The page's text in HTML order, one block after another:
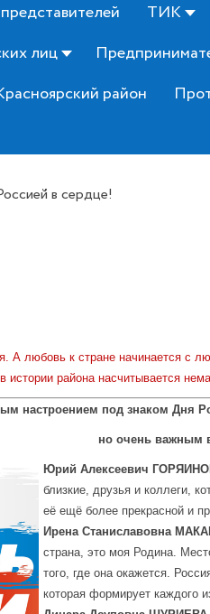
ТИК
лиц
район
в сердце!
А любовь к стране начинается
района насчитывается
настроением под знаком Дня
но очень важным
Юрий Алексеевич
близкие, друзья и коллеги,
её ещё более прекрасной и
Ирена Станиславовна
страна, это моя Родина.
того, где она окажется.
которая формирует каждого